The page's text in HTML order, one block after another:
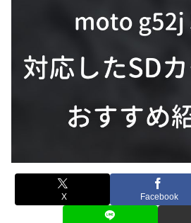
X Facebook